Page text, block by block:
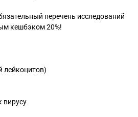
перечень исследований
кешбэком 20%!
лейкоцитов)
вирусу